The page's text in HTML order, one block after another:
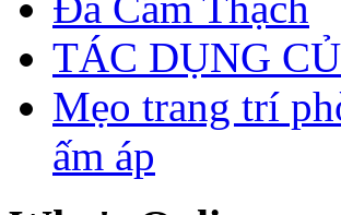
TÁC DỤNG
Mẹo trang trí
ấm áp